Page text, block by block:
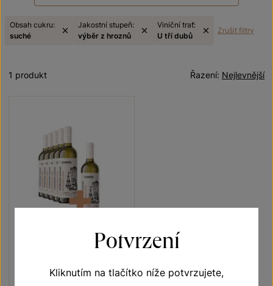
Obsah cukru:
suché
Jakostní stupeň:
výběr z hroznů
Viniční trať:
U tří dubů
Zrušit filtry
Nejlevnější
Řazení:
1 produkt
Vína s příběhem Jubilejní vína
Potvrzení
Kliknutím na tlačítko níže potvrzujete,